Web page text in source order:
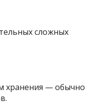
сложных
хранения — обычно